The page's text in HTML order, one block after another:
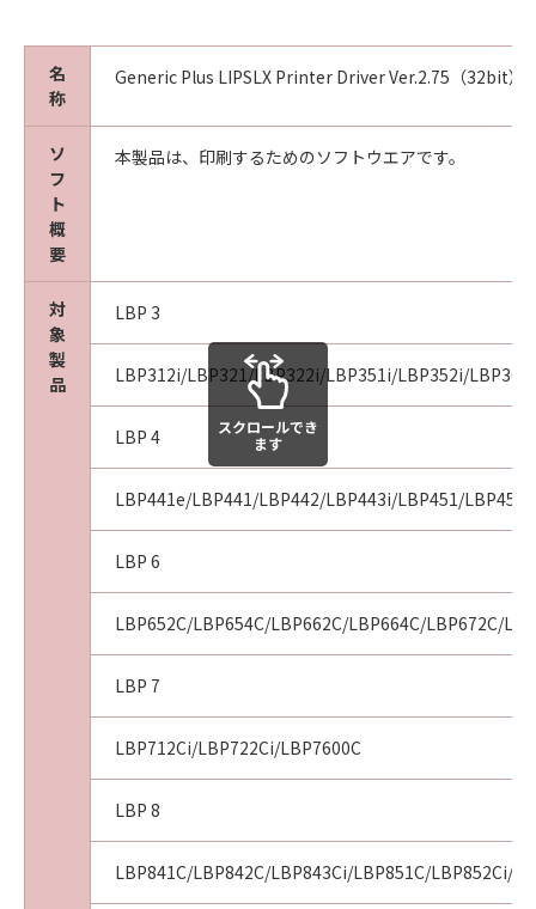
名
称
Generic Plus LIPSLX Printer Driver Ver.2.75（32bit）
ソ
フ
ト
概
要
本製品は、印刷するためのソフトウエアです。
対
象
製
品
LBP 3
LBP312i/LBP321/LBP322i/LBP351i/LBP352i/
LBP 4
LBP441e/LBP441/LBP442/LBP443i/LBP451/
LBP 6
LBP652C/LBP654C/LBP662C/LBP664C/LBP672C/
LBP 7
LBP712Ci/LBP722Ci/LBP7600C
LBP 8
LBP841C/LBP842C/LBP843Ci/LBP851C/LBP852Ci/
スクロールでき
ます